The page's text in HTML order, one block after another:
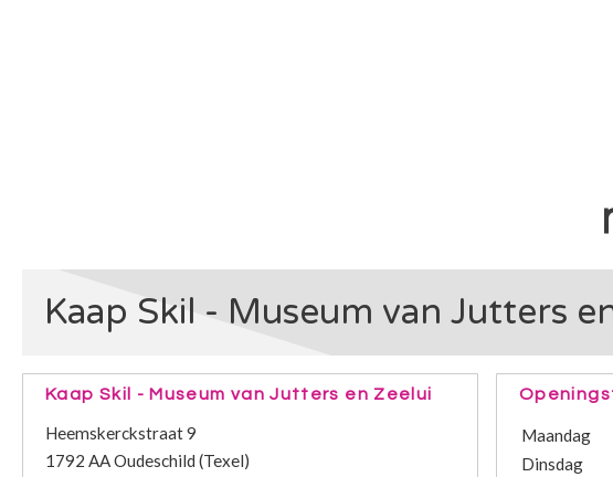
Kaap Skil - Museum van Jutters
Kaap Skil - Museum van Jutters en Zeelui
Heemskerckstraat 9
1792 AA Oudeschild (Texel)
Maandag
Dinsdag